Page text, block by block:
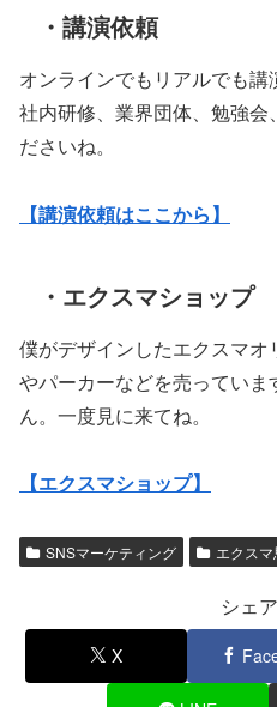
・講演依頼
オンラインでもリアルでも講
社内研修、業界団体、勉強会
ださいね。
【講演依頼はここから】
・エクスマショップ
僕がデザインしたエクスマ
やパーカーなどを売ってい
ん。一度見に来てね。
【エクスマショップ】
SNSマーケティング エクス
シェ
X